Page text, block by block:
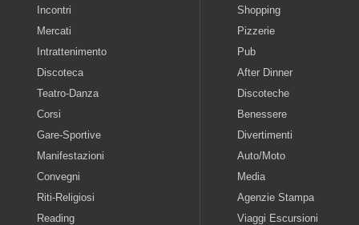
Incontri
Mercati
Intrattenimento
Discoteca
Teatro-Danza
Corsi
Gare-Sportive
Manifestazioni
Convegni
Riti-Religiosi
Reading
Shopping
Pizzerie
Pub
After Dinner
Discoteche
Benessere
Divertimenti
Auto/Moto
Media
Agenzie Stampa
Viaggi Escursioni